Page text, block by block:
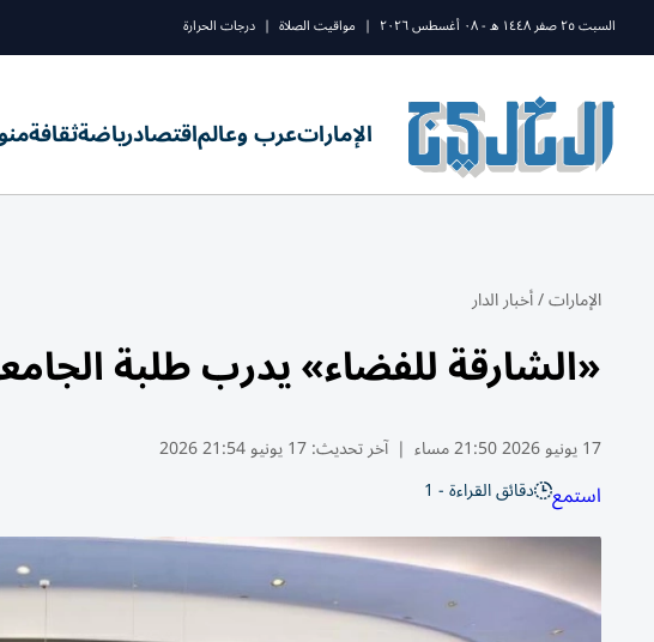
السبت ٢٥ صفر ١٤٤٨ ه - ٠٨ أغسطس ٢٠٢٦ | مواقيت الصلاة | درجات الحرارة
الإماراتعرب وعالماقتصادرياضةثقافة
الإمارات/أخبار الدار
«الشارقة للفضاء» يدرب طلبة
17 يونيو 2026 21:50 مساء | آخر تحديث:17 يونيو 21:54 2026
استمع دقائق القراءة - 1